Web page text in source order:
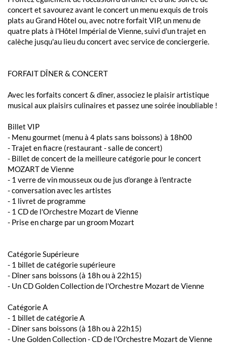
concert et savourez avant le concert un menu exquis de trois
plats au Grand Hôtel ou, avec notre forfait VIP, un menu de
quatre plats à l'Hôtel Impérial de Vienne, suivi d'un trajet en
calèche jusqu'au lieu du concert avec service de conciergerie.
FORFAIT DÎNER & CONCERT
Avec les forfaits concert & dîner, associez le plaisir artistique
musical aux plaisirs culinaires et passez une soirée inoubliable !
Billet VIP
- Menu gourmet (menu à 4 plats sans boissons) à 18h00
- Trajet en fiacre (restaurant - salle de concert)
- Billet de concert de la meilleure catégorie pour le concert
MOZART de Vienne
- 1 verre de vin mousseux ou de jus d'orange à l'entracte
- conversation avec les artistes
- 1 livret de programme
- 1 CD de l'Orchestre Mozart de Vienne
- Prise en charge par un groom Mozart
Catégorie Supérieure
- 1 billet de catégorie supérieure
- Dîner sans boissons (à 18h ou à 22h15)
- Un CD Golden Collection de l'Orchestre Mozart de Vienne
Catégorie A
- 1 billet de catégorie A
- Dîner sans boissons (à 18h ou à 22h15)
- Une Golden Collection - CD de l'Orchestre Mozart de Vienne